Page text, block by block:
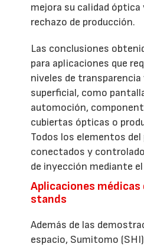
mejora su calidad óptica
rechazo de producción.
Las conclusiones
para aplicaciones que
niveles de transparencia
superficial, como
automoción,
cubiertas ópticas o
Todos los elementos
conectados y
de inyección mediante
Aplicaciones
stands
Además de las
espacio, Sumitomo